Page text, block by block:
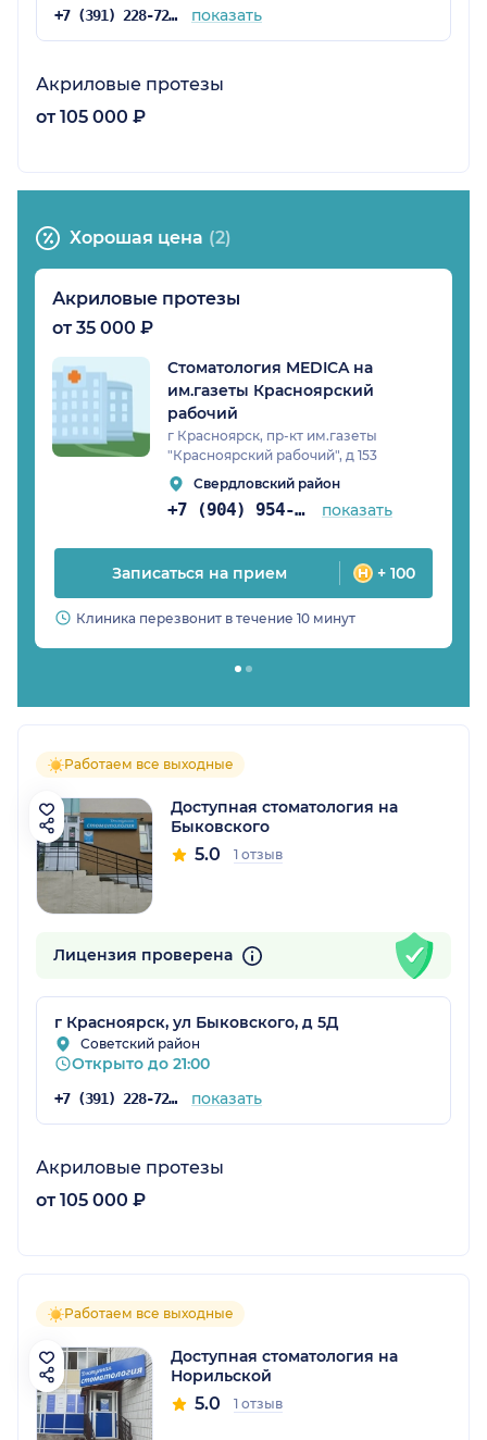
+7 (391) 228-72-76 показать
Акриловые протезы
от 105 000 ₽
Хорошая цена (2)
Акриловые протезы
от 35 000 ₽
Стоматология MEDICA на
им.газеты Красноярский
рабочий
г Красноярск, пр-кт им.газеты
"Красноярский рабочий", д 153
Свердловский район
+7 (904) 954-01-76 показать
Записаться на прием + 100
Клиника перезвонит в течение 10 минут
Работаем все выходные
Доступная стоматология на
Быковского
5.0 1 отзыв
Лицензия проверена
г Красноярск, ул Быковского, д 5Д
Советский район
Открыто до 21:00
+7 (391) 228-72-76 показать
Акриловые протезы
от 105 000 ₽
Работаем все выходные
Доступная стоматология на
Норильской
5.0 1 отзыв